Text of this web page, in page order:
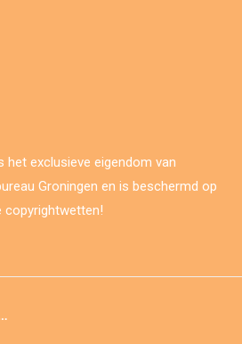
exclusieve eigendom van
Groningen en is beschermd op
copyrightwetten!